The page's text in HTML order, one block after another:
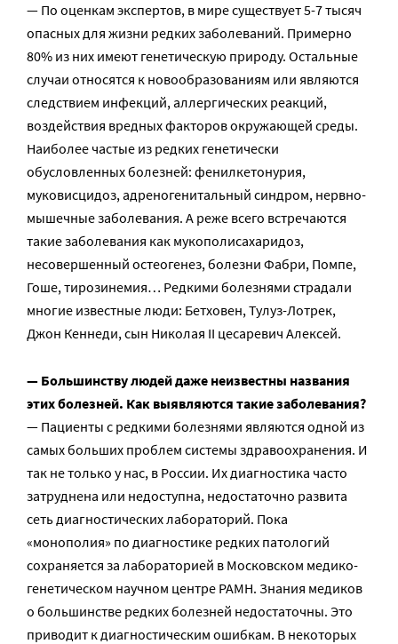
— По оценкам экспертов, в мире существует 5-7 тысяч
опасных для жизни редких заболеваний. Примерно
80% из них имеют генетическую природу. Остальные
случаи относятся к новообразованиям или являются
следствием инфекций, аллергических реакций,
воздействия вредных факторов окружающей среды.
Наиболее частые из редких генетически
обусловленных болезней: фенилкетонурия,
муковисцидоз, адреногенитальный синдром, нервно-
мышечные заболевания. А реже всего встречаются
такие заболевания как мукополисахаридоз,
несовершенный остеогенез, болезни Фабри, Помпе,
Гоше, тирозинемия… Редкими болезнями страдали
многие известные люди: Бетховен, Тулуз-Лотрек,
Джон Кеннеди, сын Николая II цесаревич Алексей.
— Большинству людей даже неизвестны названия
этих болезней. Как выявляются такие заболевания?
— Пациенты с редкими болезнями являются одной из
самых больших проблем системы здравоохранения. И
так не только у нас, в России. Их диагностика часто
затруднена или недоступна, недостаточно развита
сеть диагностических лабораторий. Пока
«монополия» по диагностике редких патологий
сохраняется за лабораторией в Московском медико-
генетическом научном центре РАМН. Знания медиков
о большинстве редких болезней недостаточны. Это
приводит к диагностическим ошибкам. В некоторых